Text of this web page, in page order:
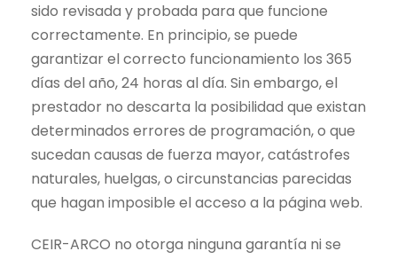
sido revisada y probada para que funcione
correctamente. En principio, se puede
garantizar el correcto funcionamiento los 365
días del año, 24 horas al día. Sin embargo, el
prestador no descarta la posibilidad que existan
determinados errores de programación, o que
sucedan causas de fuerza mayor, catástrofes
naturales, huelgas, o circunstancias parecidas
que hagan imposible el acceso a la página web.
CEIR-ARCO no otorga ninguna garantía ni se